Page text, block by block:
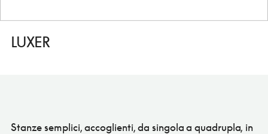
LUXER
Stanze semplici, accoglienti, da singola a quadrupla, in